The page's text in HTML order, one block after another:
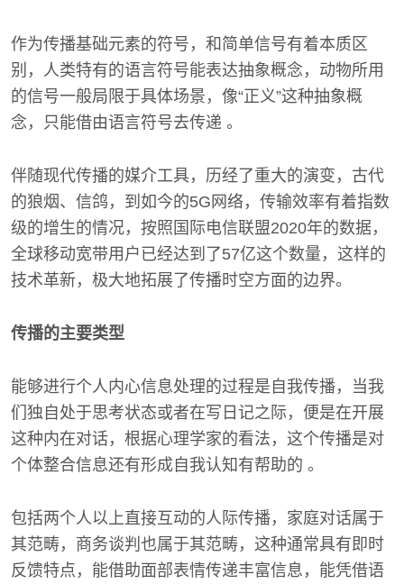
作为传播基础元素的符号，和简单信号有着本质区
别，人类特有的语言符号能表达抽象概念，动物所用
的信号一般局限于具体场景，像“正义”这种抽象概
念，只能借由语言符号去传递 。
伴随现代传播的媒介工具，历经了重大的演变，古代
的狼烟、信鸽，到如今的5G网络，传输效率有着指数
级的增生的情况，按照国际电信联盟2020年的数据，
全球移动宽带用户已经达到了57亿这个数量，这样的
技术革新，极大地拓展了传播时空方面的边界。
传播的主要类型
能够进行个人内心信息处理的过程是自我传播，当我
们独自处于思考状态或者在写日记之际，便是在开展
这种内在对话，根据心理学家的看法，这个传播是对
个体整合信息还有形成自我认知有帮助的 。
包括两个人以上直接互动的人际传播，家庭对话属于
其范畴，商务谈判也属于其范畴，这种通常具有即时
反馈特点，能借助面部表情传递丰富信息，能凭借语